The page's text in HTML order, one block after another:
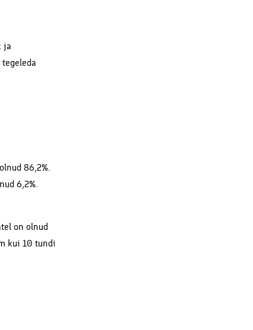
ja
86,2%.
6,2%.
on olnud
kui 10 tundi